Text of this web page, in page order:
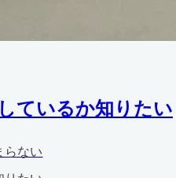
ているか知りたい
らない